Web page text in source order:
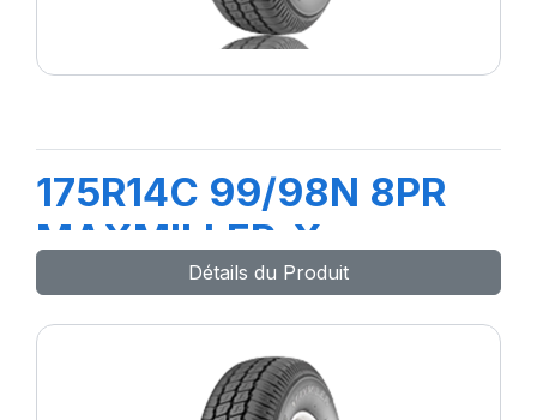
175R14C 99/98N 8PR
MAXMILLER-X
Détails du Produit